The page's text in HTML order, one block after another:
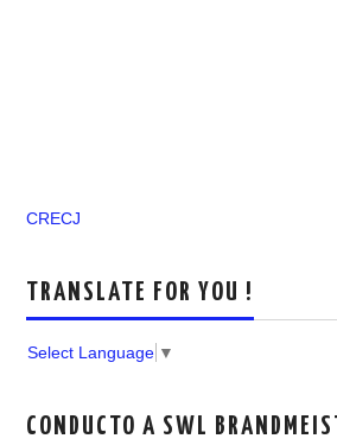
CRECJ
TRANSLATE FOR YOU !
Select Language ▼
CONDUCTO A SWL